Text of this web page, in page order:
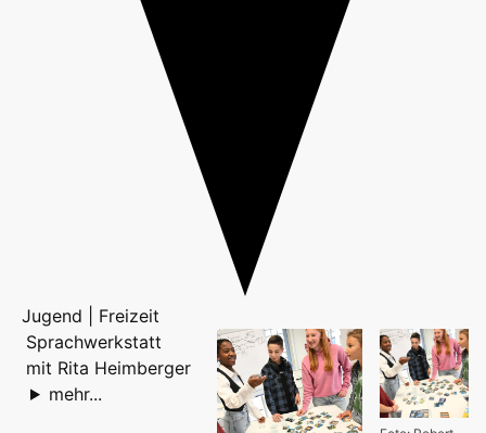
Jugend | Freizeit
Sprachwerkstatt
mit Rita Heimberger
mehr...